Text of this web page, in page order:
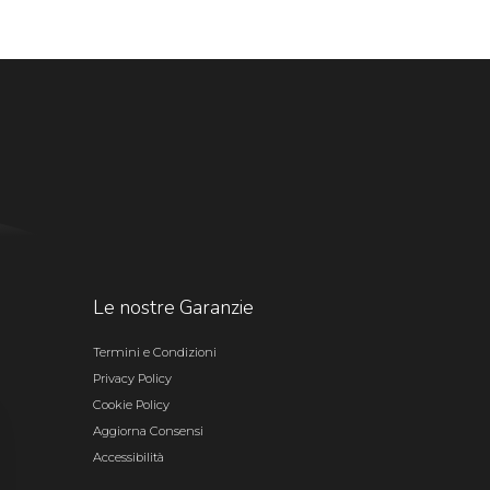
Le nostre Garanzie
Termini e Condizioni
Privacy Policy
Cookie Policy
Aggiorna Consensi
Accessibilità